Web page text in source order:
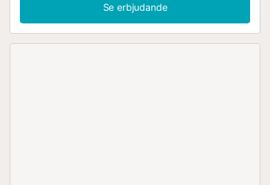
Se erbjudande